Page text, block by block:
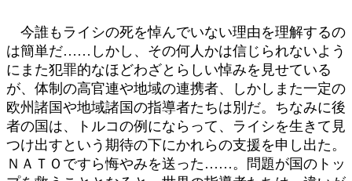
今誰もライシの死を悼んでいない理由を理解するの
は簡単だ……しかし、その何人かは信じられないよう
にまた犯罪的なほどわざとらしい悼みを見せている
が、体制の高官連や地域の連携者、しかしまた一定の
欧州諸国や地域諸国の指導者たちは別だ。ちなみに後
者の国は、トルコの例にならって、ライシを生きて見
つけ出すという期待の下にかれらの支援を申し出た。
ＮＡＴＯですら悔やみを送った……。問題が国のトッ